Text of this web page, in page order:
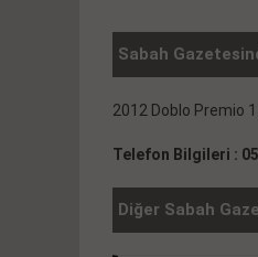
Sabah
2012 Doblo Premio
Telefon Bilgileri :
Diğer Sabah